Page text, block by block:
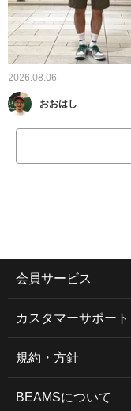
2026.08.06
おおはし
会員サービス
カスタマーサポー
規約・方針
BEAMSについて